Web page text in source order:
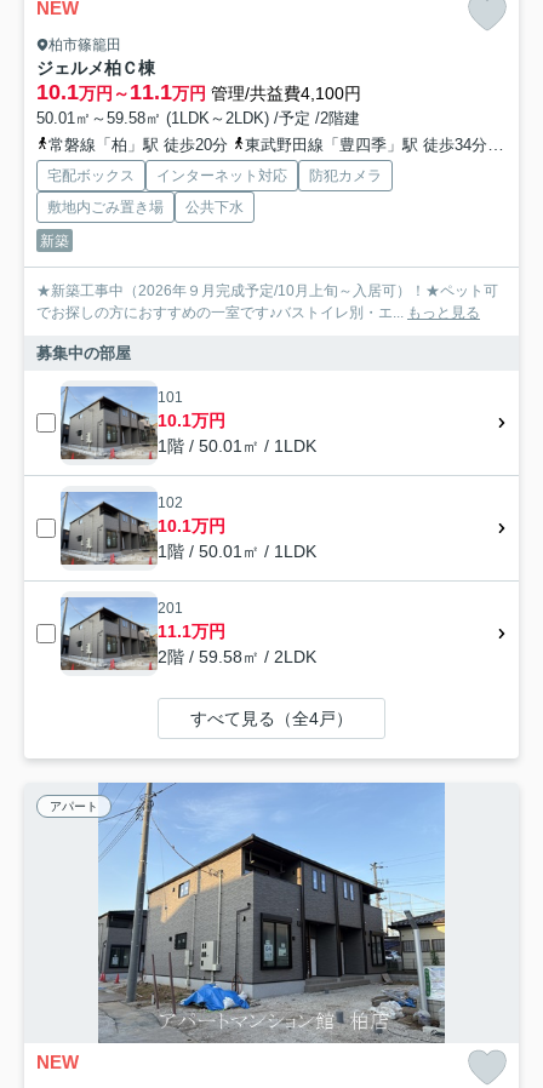
NEW
柏市篠籠田
ジェルメ柏Ｃ棟
10.1万円～11.1万円 管理/共益費4,100円
50.01㎡～59.58㎡ (1LDK～2LDK) /予定 /2階建
常磐線「柏」駅 徒歩20分
東武野田線「豊四季」駅 徒歩34分
宅配ボックス インターネット対応
防犯カメラ
敷地内ごみ置き場
公共下水
新築
★新築工事中（2026年９月完成予定/10月上旬～入居可）！★ペット可
でお探しの方におすすめの一室です♪バストイレ別・エ... もっと見る
募集中の部屋
101
10.1万円
1階 / 50.01㎡ / 1LDK
102
10.1万円
1階 / 50.01㎡ / 1LDK
201
11.1万円
2階 / 59.58㎡ / 2LDK
すべて見る（全4戸）
アパート
NEW